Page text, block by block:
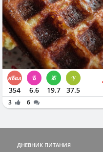
354 6.6 19.7 37.5
3 6
ДНЕВНИК ПИТАНИЯ